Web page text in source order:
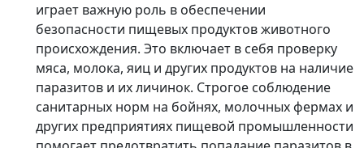
играет важную роль в обеспечении
безопасности пищевых продуктов животного
происхождения. Это включает в себя проверку
мяса, молока, яиц и других продуктов на наличие
паразитов и их личинок. Строгое соблюдение
санитарных норм на бойнях, молочных фермах и
других предприятиях пищевой промышленности